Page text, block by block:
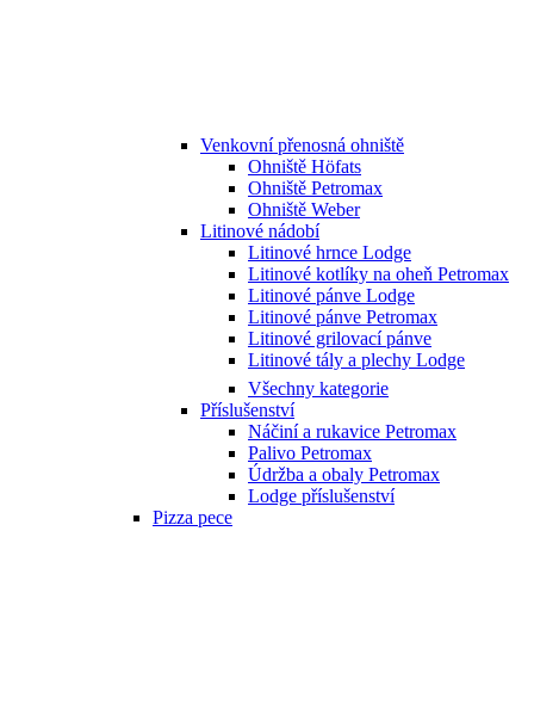
Venkovní přenosná ohniště
Ohniště Höfats
Ohniště Petromax
Ohniště Weber
Litinové nádobí
Litinové hrnce Lodge
Litinové kotlíky na oheň Petromax
Litinové pánve Lodge
Litinové pánve Petromax
Litinové grilovací pánve
Litinové tály a plechy Lodge
Všechny kategorie
Příslušenství
Náčiní a rukavice Petromax
Palivo Petromax
Údržba a obaly Petromax
Lodge příslušenství
Pizza pece